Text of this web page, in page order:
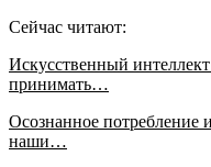
Сейчас читают:
Искусственный
принимать…
Осознанное потребление
наши…